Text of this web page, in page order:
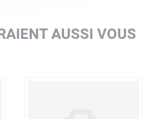
AUSSI VOUS